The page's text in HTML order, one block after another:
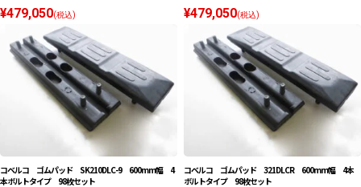
¥479,050(税込) ¥479,050(税込)
コベルコ ゴムパッド SK210DLC-9 600mm幅 4
本ボルトタイプ 98枚セット
コベルコ ゴムパッド 321DLCR 600mm幅 4本
ボルトタイプ 98枚セット